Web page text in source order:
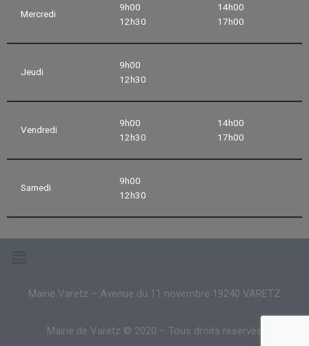
Mercredi
9h00
12h30
14h00
17h00
Jeudi
9h00
12h30
Vendredi
9h00
12h30
14h00
17h00
Samedi
9h00
12h30
Mairie Varetz – Avenue du 11 novembre 19240 VARETZ
Mairie de Varetz © 2020 – Tous droits réservés